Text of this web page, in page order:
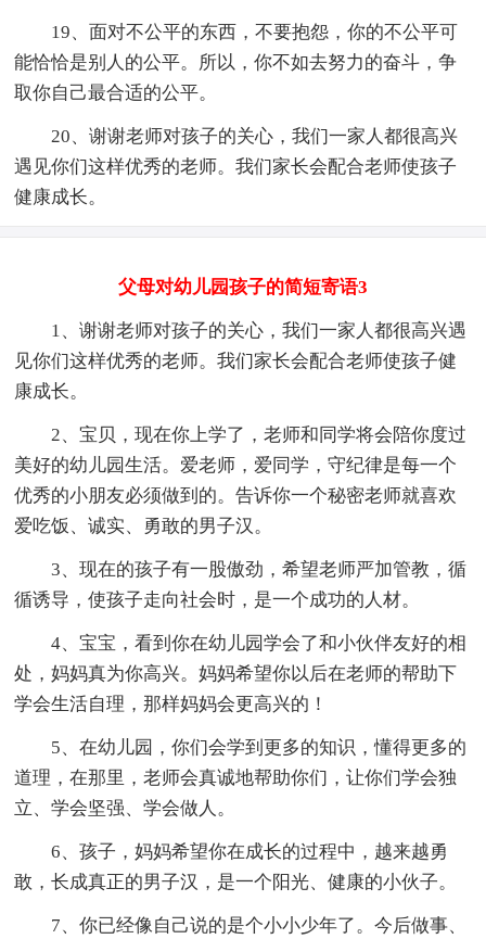
19、面对不公平的东西，不要抱怨，你的不公平可
能恰恰是别人的公平。所以，你不如去努力的奋斗，争
取你自己最合适的公平。
20、谢谢老师对孩子的关心，我们一家人都很高兴
遇见你们这样优秀的老师。我们家长会配合老师使孩子
健康成长。
父母对幼儿园孩子的简短寄语3
1、谢谢老师对孩子的关心，我们一家人都很高兴遇
见你们这样优秀的老师。我们家长会配合老师使孩子健
康成长。
2、宝贝，现在你上学了，老师和同学将会陪你度过
美好的幼儿园生活。爱老师，爱同学，守纪律是每一个
优秀的小朋友必须做到的。告诉你一个秘密老师就喜欢
爱吃饭、诚实、勇敢的男子汉。
3、现在的孩子有一股傲劲，希望老师严加管教，循
循诱导，使孩子走向社会时，是一个成功的人材。
4、宝宝，看到你在幼儿园学会了和小伙伴友好的相
处，妈妈真为你高兴。妈妈希望你以后在老师的帮助下
学会生活自理，那样妈妈会更高兴的！
5、在幼儿园，你们会学到更多的知识，懂得更多的
道理，在那里，老师会真诚地帮助你们，让你们学会独
立、学会坚强、学会做人。
6、孩子，妈妈希望你在成长的过程中，越来越勇
敢，长成真正的男子汉，是一个阳光、健康的小伙子。
7、你已经像自己说的是个小小少年了。今后做事、